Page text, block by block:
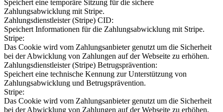
Speichert eine temporäre Sitzung für die sichere
Zahlungsabwicklung mit Stripe.
Zahlungsdienstleister (Stripe) CID:
Speichert Informationen für die Zahlungsabwicklung mit Stripe.
Stripe:
Das Cookie wird vom Zahlungsanbieter genutzt um die Sicherheit
bei der Abwicklung von Zahlungen auf der Webseite zu erhöhen.
Zahlungsdienstleister (Stripe) Betrugsprävention:
Speichert eine technische Kennung zur Unterstützung von
Zahlungsabwicklung und Betrugsprävention.
Stripe:
Das Cookie wird vom Zahlungsanbieter genutzt um die Sicherheit
bei der Abwicklung von Zahlungen auf der Webseite zu erhöhen.